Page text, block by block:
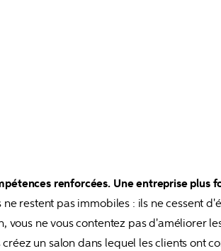
renforcées. Une entreprise plus
restent pas immobiles : ils ne cessent
vous ne vous contentez pas d'améliorer
un salon dans lequel les clients ont